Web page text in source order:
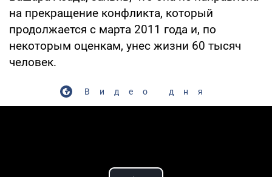
на прекращение конфликта, который
продолжается с марта 2011 года и, по
некоторым оценкам, унес жизни 60 тысяч
человек.
Видео дня